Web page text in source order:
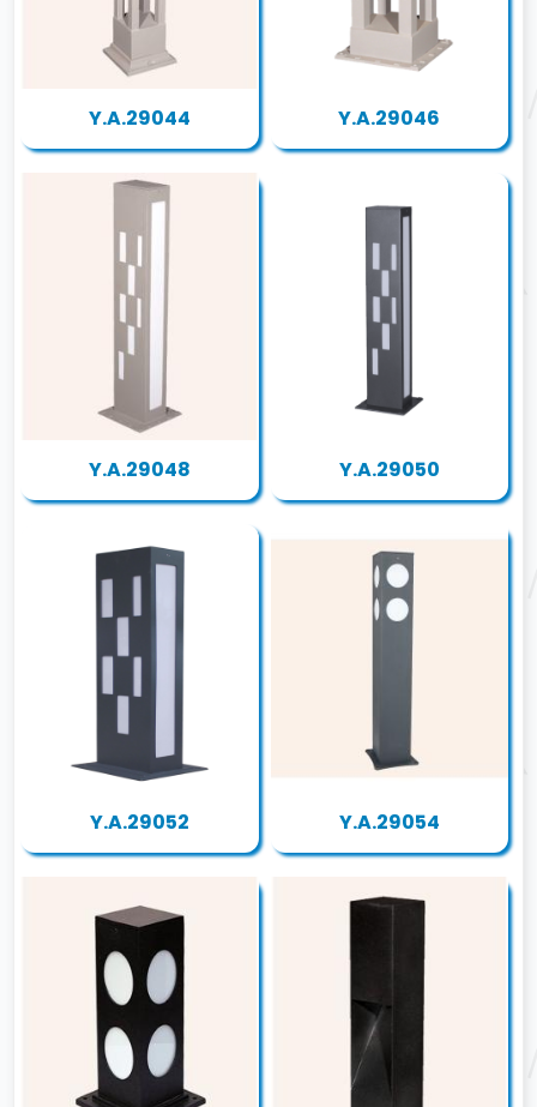
Y.A.29044 Y.A.29046
Y.A.29048 Y.A.29050
Y.A.29052 Y.A.29054